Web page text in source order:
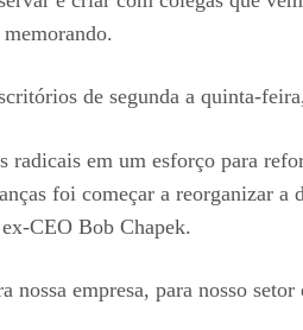
de segunda a quinta-
radicais em um esforço para
foi começar a reorganizar
CEO Bob Chapek.
nossa empresa, para nosso